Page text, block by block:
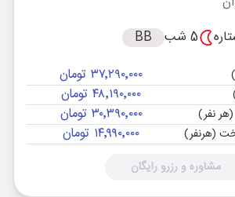
5 شب BB
۳۷٬۲۹۰٬۰۰۰ تومان
۴۸٬۱۹۰٬۰۰۰ تومان
نفر) ۳۰٬۳۹۰٬۰۰۰ تومان
(هرنفر) ۱۴٬۹۹۰٬۰۰۰ تومان
مشاوره و رزرو رایگان